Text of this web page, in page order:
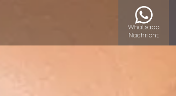
Whatsapp
Nachricht